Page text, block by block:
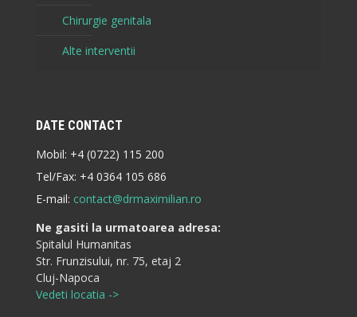
Chirurgie genitala
Alte interventii
DATE CONTACT
Mobil: +4 (0722) 115 200
Tel/Fax: +4 0364 105 686
E-mail: contact@drmaximilian.ro
Ne gasiti la urmatoarea adresa:
Spitalul Humanitas
Str. Frunzisului, nr. 75, etaj 2
Cluj-Napoca
Vedeti locatia ->